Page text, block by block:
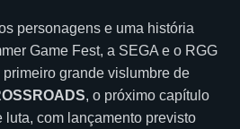
personagens e uma história
Game Fest, a SEGA e o RGG
grande vislumbre de
, o próximo capítulo
com lançamento previsto